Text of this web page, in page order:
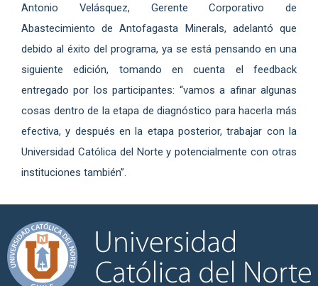
Antonio Velásquez, Gerente Corporativo de
Abastecimiento de Antofagasta Minerals, adelantó que
debido al éxito del programa, ya se está pensando en una
siguiente edición, tomando en cuenta el feedback
entregado por los participantes: “vamos a afinar algunas
cosas dentro de la etapa de diagnóstico para hacerla más
efectiva, y después en la etapa posterior, trabajar con la
Universidad Católica del Norte y potencialmente con otras
instituciones también”.